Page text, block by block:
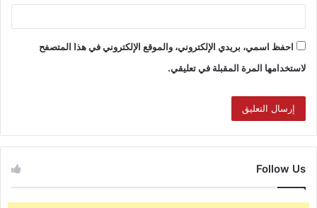
احفظ اسمي، بريدي الإلكتروني، والموقع الإلكتروني في هذا المتصفح
لاستخدامها المرة المقبلة في تعليقي.
Follow Us